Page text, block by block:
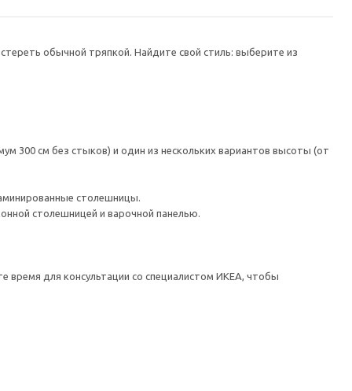
обычной тряпкой. Найдите свой стиль: выберите из
300 см без стыков) и один из нескольких вариантов высоты (от
столешницы.
столешницей и варочной панелью.
время для консультации со специалистом ИКЕА, чтобы